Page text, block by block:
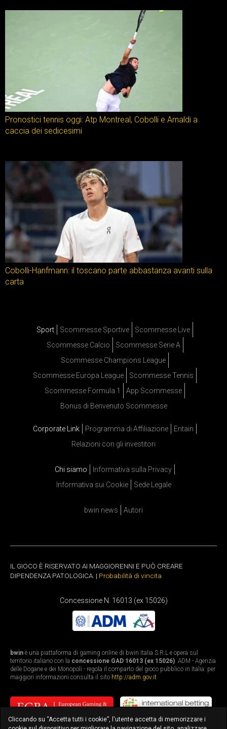
Pronostici tennis oggi: Atp Montreal, Cobolli e Arnaldi a
caccia dei sedicesimi
Cobolli-Hanfmann: il toscano parte abbastanza avanti sulla
carta
Sport Scommesse Sportive
Scommesse Live
Scommesse Calcio
Scommesse Serie A
Scommesse Champions League
Scommesse Europa League
Scommesse Tennis
Scommesse Formula 1
App Scommesse
Bonus di Benvenuto Scommesse
Corporate Link Programma di Affiliazione
Entain
Relazioni con gli investitori
Chi siamo
Informativa sulla Privacy
Informativa sui Cookie
Sede Legale
bwin news Autori
IL GIOCO È RISERVATO AI MAGGIORENNI E PUÒ CREARE
DIPENDENZA PATOLOGICA. | Probabilità di vincita
Concessione N. 16013 (ex 15026)
bwin è una piattaforma di gaming online di bwin Italia S.R.L e opera sul
territorio italiano con la concessione GAD 16013 (ex 15026). ADM - Agenzia
delle Dogane e dei Monopoli - regola il comparto del gioco pubblico in Italia: per
maggiori informazioni consulta il sito http://adm.gov.it
Cliccando su “Accetta tutti i cookie”, l'utente accetta di memorizzare i